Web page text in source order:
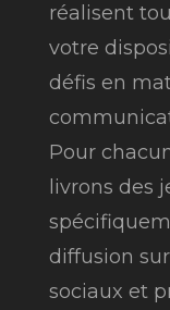
réalisent
votre
défis en
Pour
livrons des
diffusion
sociaux et